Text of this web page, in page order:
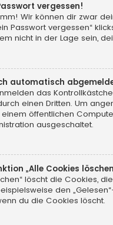
vergessen!
Wir können dir zwar
Passwort vergessen“
nicht in der Lage sein,
automatisch
das
einen Dritten. Um
öffentlichen
ausgeschaltet.
„Alle Cookies
löscht die Cookies,
den
du die Cookies löscht.